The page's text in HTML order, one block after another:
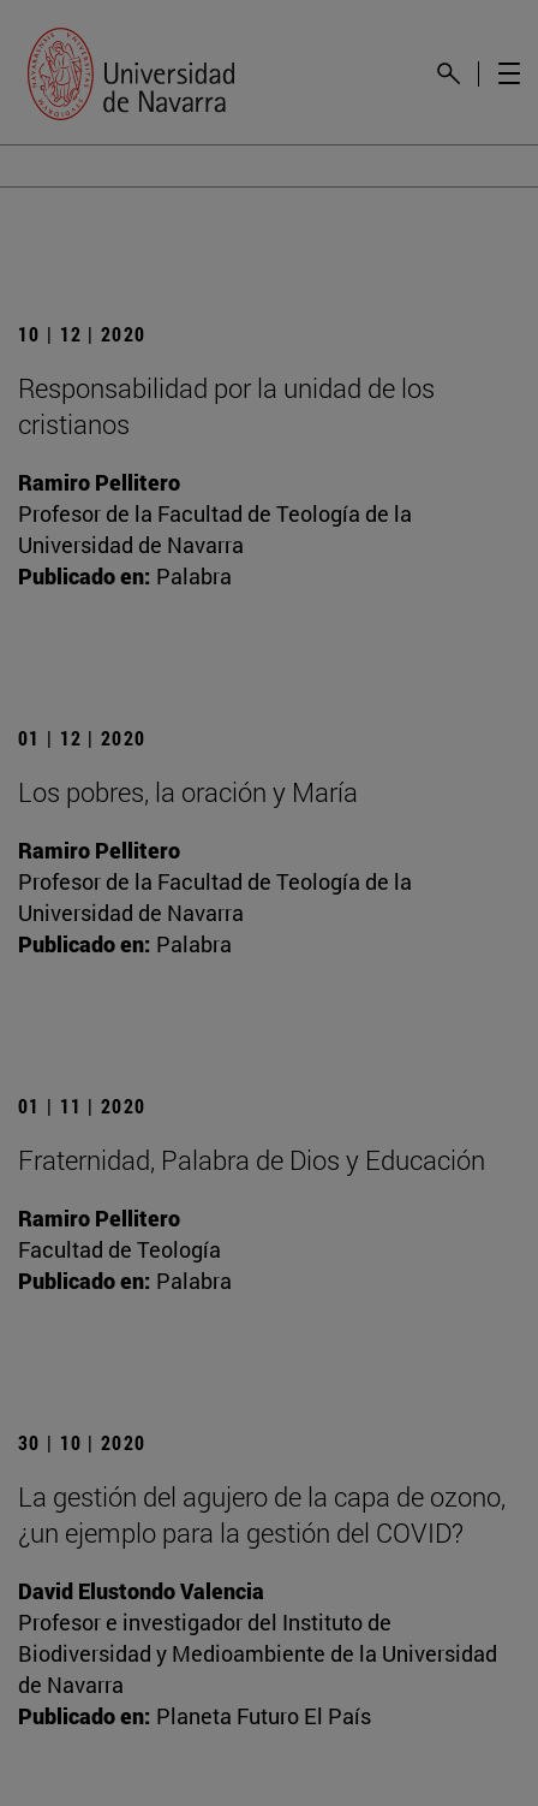
10 | 12 | 2020
Responsabilidad por la unidad de los
cristianos
Ramiro Pellitero
Profesor de la Facultad de Teología de la
Universidad de Navarra
Publicado en: Palabra
01 | 12 | 2020
Los pobres, la oración y María
Ramiro Pellitero
Profesor de la Facultad de Teología de la
Universidad de Navarra
Publicado en: Palabra
01 | 11 | 2020
Fraternidad, Palabra de Dios y Educación
Ramiro Pellitero
Facultad de Teología
Publicado en: Palabra
30 | 10 | 2020
La gestión del agujero de la capa de ozono,
¿un ejemplo para la gestión del COVID?
David Elustondo Valencia
Profesor e investigador del Instituto de
Biodiversidad y Medioambiente de la Universidad
de Navarra
Publicado en: Planeta Futuro El País